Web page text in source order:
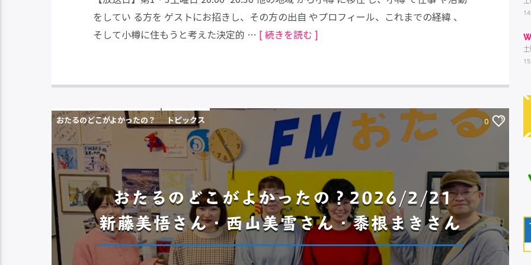
をしてい る方を ゲストにお招きし、その方の出自 やプロフィール、これまでの経緯 、
そして小樽に住もうと考えた決定的 … [ 続きを読む ]
おたるのどこがよかったの？ トピックス 0
おたるのどこがよかったの？2026/2/21
新藤美悟さん・西山美雪さん・黍根まきさん